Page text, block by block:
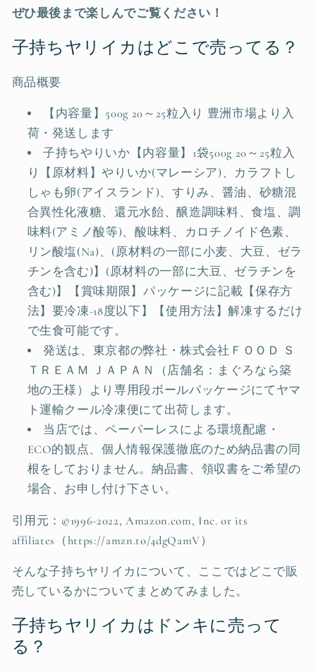
ぜひ最後まで楽しんでご覧ください！
子持ちヤリイカはどこで売ってる？
商品概要
【内容量】500g 20～25粒入り 豊洲市場より入
荷・発送します
子持ちやりいか【内容量】1袋500g 20～25粒入
り【原材料】やりいか(マレーシア)、カラフトし
しゃも卵(アイスランド)、すりみ、醤油、砂糖混
合異性化液糖、還元水飴、醸造調味料、食塩、調
味料(アミノ酸等)、酸味料、カロチノイド色素、
リン酸塩(Na)、(原材料の一部に小麦、大豆、ゼラ
チンを含む)】(原材料の一部に大豆、ゼラチンを
含む)】【賞味期限】パッケージに記載【保存方
法】要冷凍-18度以下】【使用方法】解凍するだけ
で生食可能です。
発送は、東京都の弊社・株式会社ＦＯＯＤ Ｓ
ＴＲＥＡＭ ＪＡＰＡＮ（店舗名：まぐろなら築
地の王様）より専用段ボールパッケージにてヤマ
ト運輸クール冷凍便にて出荷します。
当店では、ペーパーレスによる環境配慮・
ECO的観点、個人情報保護徹底のため納品書の同
根をしておりません。納品書、領収書をご希望の
場合、お申し付け下さい。
引用元：©1996-2022, Amazon.com, Inc. or its
affiliates（https://amzn.to/4dgQamV）
そんな子持ちヤリイカについて、ここではどこで販
売しているかについてまとめてみました。
子持ちヤリイカはドンキに売って
る？